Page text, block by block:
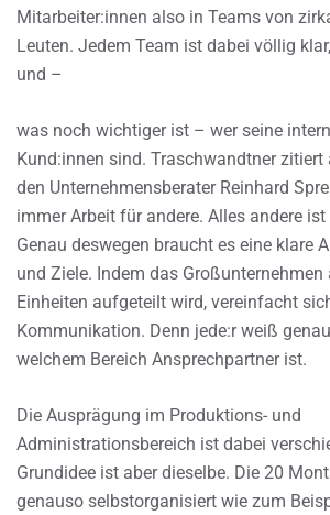
Mitarbeiter:innen also in Teams von
Leuten. Jedem Team ist dabei völlig
und –
was noch wichtiger ist – wer seine
Kund:innen sind. Traschwandtner zitiert
den Unternehmensberater Reinhard
immer Arbeit für andere. Alles andere
Genau deswegen braucht es eine klare
und Ziele. Indem das Großunternehmen
Einheiten aufgeteilt wird, vereinfacht
Kommunikation. Denn jede:r weiß
welchem Bereich Ansprechpartner ist.
Die Ausprägung im Produktions- und
Administrationsbereich ist dabei
Grundidee ist aber dieselbe. Die 20
genauso selbstorganisiert wie zum